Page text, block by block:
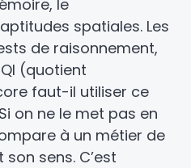
le
spatiales. Les
de raisonnement,
(quotient
faut-il utiliser ce
on ne le met pas en
à un métier de
sens. C’est